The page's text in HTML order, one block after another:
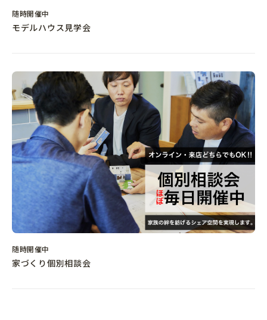
〒596-0807
大阪府岸和田市東ケ丘町808-324
FAX:072-493-3979
運営会社
プライバシーポリシー
copyrights © haconiwa All rights reserved
随時開催中
モデルハウス見学会
随時開催中
家づくり個別相談会